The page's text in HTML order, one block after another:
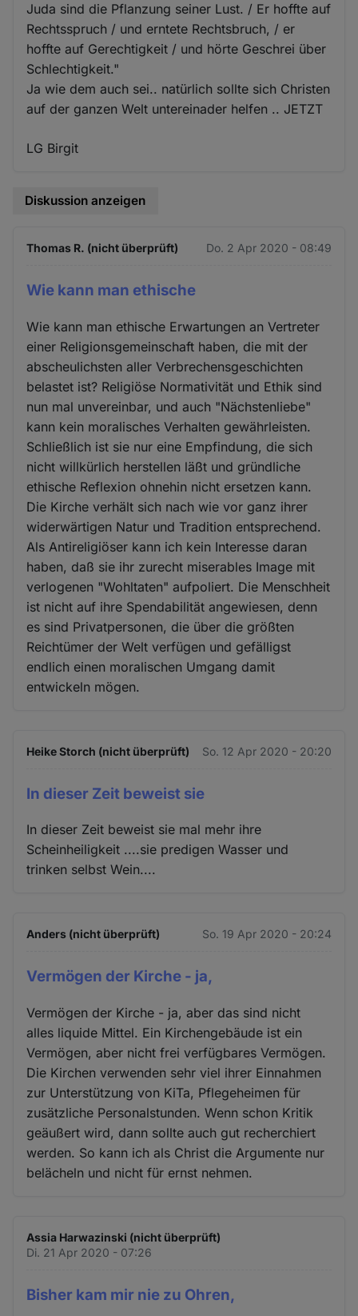
Juda sind die Pflanzung seiner Lust. / Er hoffte auf
Rechtsspruch / und erntete Rechtsbruch, / er
hoffte auf Gerechtigkeit / und hörte Geschrei über
Schlechtigkeit."
Ja wie dem auch sei.. natürlich sollte sich Christen
auf der ganzen Welt untereinader helfen .. JETZT
LG Birgit
Diskussion anzeigen
Thomas R. (nicht überprüft) Do. 2 Apr 2020 - 08:49
Wie kann man ethische
Wie kann man ethische Erwartungen an Vertreter
einer Religionsgemeinschaft haben, die mit der
abscheulichsten aller Verbrechensgeschichten
belastet ist? Religiöse Normativität und Ethik sind
nun mal unvereinbar, und auch "Nächstenliebe"
kann kein moralisches Verhalten gewährleisten.
Schließlich ist sie nur eine Empfindung, die sich
nicht willkürlich herstellen läßt und gründliche
ethische Reflexion ohnehin nicht ersetzen kann.
Die Kirche verhält sich nach wie vor ganz ihrer
widerwärtigen Natur und Tradition entsprechend.
Als Antireligiöser kann ich kein Interesse daran
haben, daß sie ihr zurecht miserables Image mit
verlogenen "Wohltaten" aufpoliert. Die Menschheit
ist nicht auf ihre Spendabilität angewiesen, denn
es sind Privatpersonen, die über die größten
Reichtümer der Welt verfügen und gefälligst
endlich einen moralischen Umgang damit
entwickeln mögen.
Heike Storch (nicht überprüft) So. 12 Apr 2020 - 20:20
In dieser Zeit beweist sie
In dieser Zeit beweist sie mal mehr ihre
Scheinheiligkeit ....sie predigen Wasser und
trinken selbst Wein....
Anders (nicht überprüft) So. 19 Apr 2020 - 20:24
Vermögen der Kirche - ja,
Vermögen der Kirche - ja, aber das sind nicht
alles liquide Mittel. Ein Kirchengebäude ist ein
Vermögen, aber nicht frei verfügbares Vermögen.
Die Kirchen verwenden sehr viel ihrer Einnahmen
zur Unterstützung von KiTa, Pflegeheimen für
zusätzliche Personalstunden. Wenn schon Kritik
geäußert wird, dann sollte auch gut recherchiert
werden. So kann ich als Christ die Argumente nur
belächeln und nicht für ernst nehmen.
Assia Harwazinski (nicht überprüft)
Di. 21 Apr 2020 - 07:26
Bisher kam mir nie zu Ohren,